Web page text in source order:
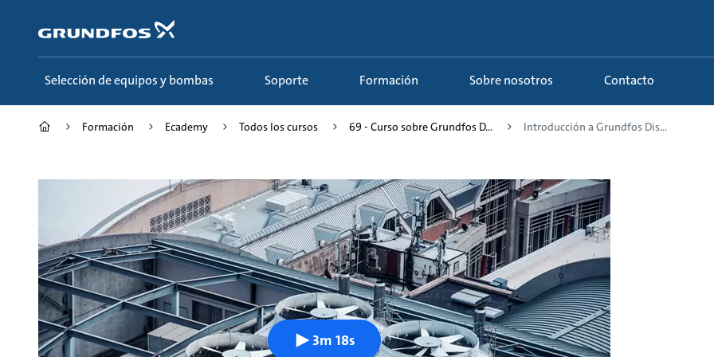
contenido
principal
Selección de equipos y bombas Soporte Formación Sobre nosotros Contacto
Formación Ecademy Todos los cursos 69 - Curso sobre Grundfos D... Introducción a Grundfos Dis...
3m 18s